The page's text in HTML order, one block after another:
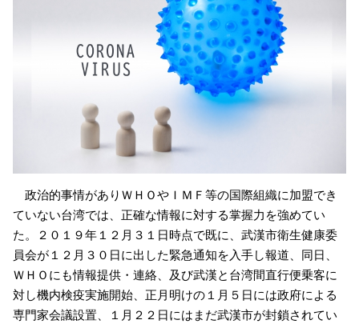
政治的事情がありＷＨＯやＩＭＦ等の国際組織に加盟でき
ていない台湾では、正確な情報に対する掌握力を強めてい
た。２０１９年１２月３１日時点で既に、武漢市衛生健康委
員会が１２月３０日に出した緊急通知を入手し報道、同日、
ＷＨＯにも情報提供・連絡、及び武漢と台湾間直行便乗客に
対し機内検疫実施開始、正月明けの１月５日には政府による
専門家会議設置、１月２２日にはまだ武漢市が封鎖されてい